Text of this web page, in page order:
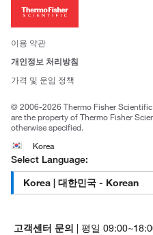
투자자
사회적 책임
브랜드
이용 약관
개인정보 처리방침
가격 및 운임 정책
© 2006-2026 Thermo Fisher
are the property of Thermo Fisher
otherwise specified.
Korea
Select Language:
고객센터 문의 | 평일